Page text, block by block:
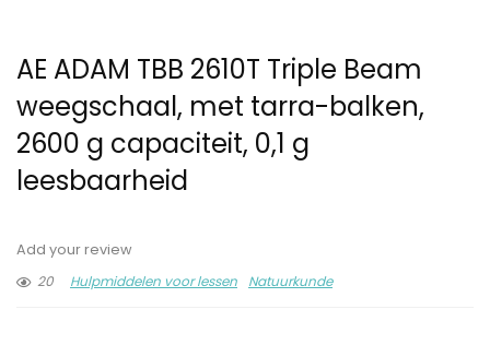
AE ADAM TBB 2610T Triple Beam
weegschaal, met tarra-balken,
2600 g capaciteit, 0,1 g
leesbaarheid
Add your review
20
Hulpmiddelen voor lessen Natuurkunde